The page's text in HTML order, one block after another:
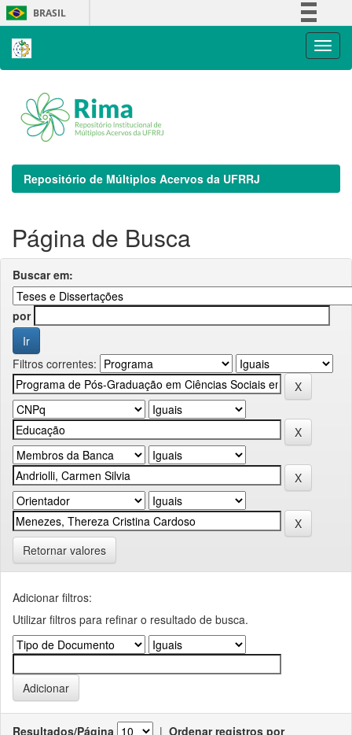
Skip
navigation
BRASIL
Repositório de Múltiplos Acervos da UFRRJ
Página de Busca
Buscar em:
por
Filtros correntes:
Retornar valores
Adicionar filtros:
Utilizar filtros para refinar o resultado de busca.
Resultados/Página | Ordenar registros por